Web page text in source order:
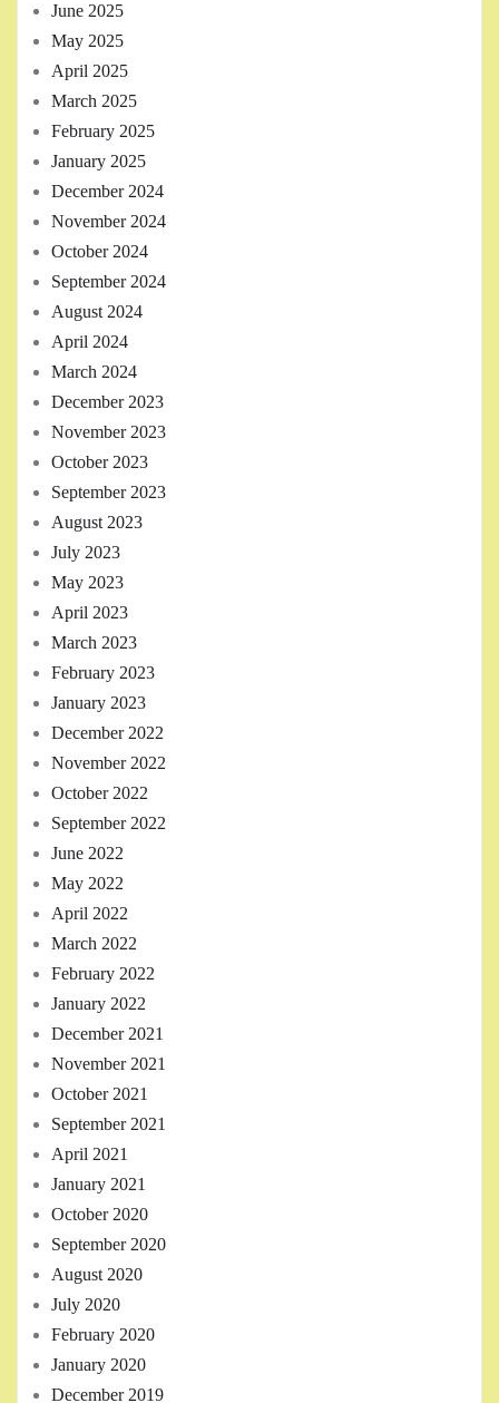
June 2025
May 2025
April 2025
March 2025
February 2025
January 2025
December 2024
November 2024
October 2024
September 2024
August 2024
April 2024
March 2024
December 2023
November 2023
October 2023
September 2023
August 2023
July 2023
May 2023
April 2023
March 2023
February 2023
January 2023
December 2022
November 2022
October 2022
September 2022
June 2022
May 2022
April 2022
March 2022
February 2022
January 2022
December 2021
November 2021
October 2021
September 2021
April 2021
January 2021
October 2020
September 2020
August 2020
July 2020
February 2020
January 2020
December 2019